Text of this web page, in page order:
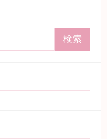
検索